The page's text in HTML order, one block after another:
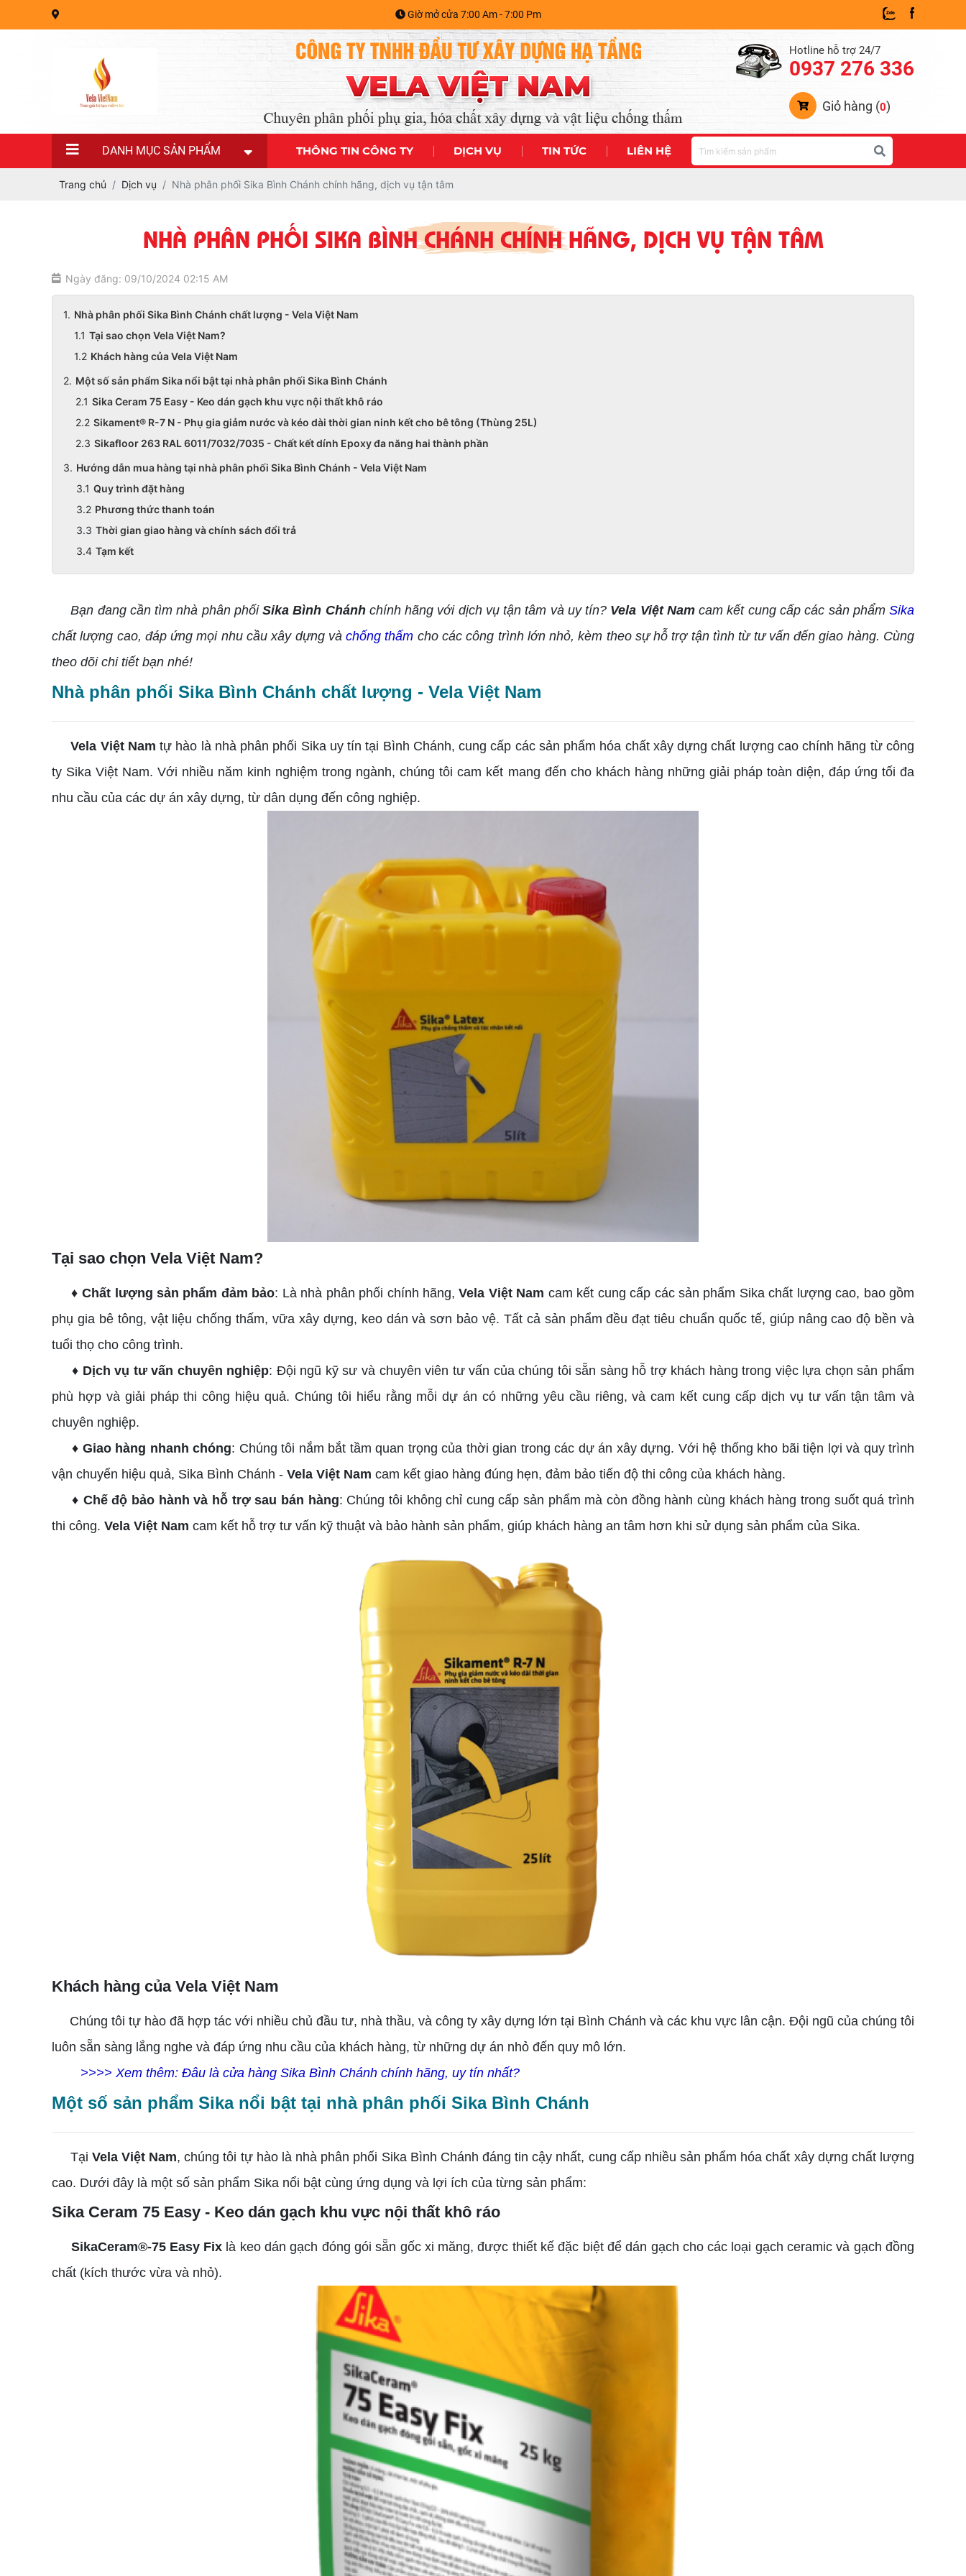
Giờ mở cửa 7:00 Am - 7:00 Pm
Hotline hỗ trợ 24/7
0937 276 336
Giỏ hàng (0)
DANH MỤC SẢN PHẨM THÔNG TIN CÔNG TY DỊCH VỤ TIN TỨC LIÊN HỆ
Trang chủ Dịch vụ Nhà phân phối Sika Bình Chánh chính hãng, dịch vụ tận tâm
NHÀ PHÂN PHỐI SIKA BÌNH CHÁNH CHÍNH HÃNG, DỊCH VỤ TẬN TÂM
Ngày đăng: 09/10/2024 02:15 AM
Nhà phân phối Sika Bình Chánh chất lượng - Vela Việt Nam
Tại sao chọn Vela Việt Nam?
Khách hàng của Vela Việt Nam
Một số sản phẩm Sika nổi bật tại nhà phân phối Sika Bình Chánh
Sika Ceram 75 Easy - Keo dán gạch khu vực nội thất khô ráo
Sikament® R-7 N - Phụ gia giảm nước và kéo dài thời gian ninh kết cho bê tông (Thùng 25L)
Sikafloor 263 RAL 6011/7032/7035 - Chất kết dính Epoxy đa năng hai thành phần
Hướng dẫn mua hàng tại nhà phân phối Sika Bình Chánh - Vela Việt Nam
Quy trình đặt hàng
Phương thức thanh toán
Thời gian giao hàng và chính sách đổi trả
Tạm kết
Bạn đang cần tìm nhà phân phốiSika Bình Chánhchính hãng với dịch vụ tận tâm và uy tín? Vela Việt Namcam kết cung cấp các sản phẩmSika
chất lượng cao, đáp ứng mọi nhu cầu xây dựng vàchống thấm cho các công trình lớn nhỏ, kèm theo sự hỗ trợ tận tình từ tư vấn đến giao hàng. Cùng
theo dõi chi tiết bạn nhé!
Nhà phân phối Sika Bình Chánh chất lượng - Vela Việt Nam
Vela Việt Nam tự hào là nhà phân phối Sika uy tín tại Bình Chánh, cung cấp các sản phẩm hóa chất xây dựng chất lượng cao chính hãng từ công
ty Sika Việt Nam. Với nhiều năm kinh nghiệm trong ngành, chúng tôi cam kết mang đến cho khách hàng những giải pháp toàn diện, đáp ứng tối đa
nhu cầu của các dự án xây dựng, từ dân dụng đến công nghiệp.
Tại sao chọn Vela Việt Nam?
♦ Chất lượng sản phẩm đảm bảo: Là nhà phân phối chính hãng,Vela Việt Nam cam kết cung cấp các sản phẩm Sika chất lượng cao, bao gồm
phụ gia bê tông, vật liệu chống thấm, vữa xây dựng, keo dán và sơn bảo vệ. Tất cả sản phẩm đều đạt tiêu chuẩn quốc tế, giúp nâng cao độ bền và
tuổi thọ cho công trình.
♦ Dịch vụ tư vấn chuyên nghiệp: Đội ngũ kỹ sư và chuyên viên tư vấn của chúng tôi sẵn sàng hỗ trợ khách hàng trong việc lựa chọn sản phẩm
phù hợp và giải pháp thi công hiệu quả. Chúng tôi hiểu rằng mỗi dự án có những yêu cầu riêng, và cam kết cung cấp dịch vụ tư vấn tận tâm và
chuyên nghiệp.
♦ Giao hàng nhanh chóng: Chúng tôi nắm bắt tầm quan trọng của thời gian trong các dự án xây dựng. Với hệ thống kho bãi tiện lợi và quy trình
vận chuyển hiệu quả, Sika Bình Chánh - Vela Việt Nam cam kết giao hàng đúng hẹn, đảm bảo tiến độ thi công của khách hàng.
♦ Chế độ bảo hành và hỗ trợ sau bán hàng: Chúng tôi không chỉ cung cấp sản phẩm mà còn đồng hành cùng khách hàng trong suốt quá trình
thi công. Vela Việt Nam cam kết hỗ trợ tư vấn kỹ thuật và bảo hành sản phẩm, giúp khách hàng an tâm hơn khi sử dụng sản phẩm của Sika.
Khách hàng của Vela Việt Nam
Chúng tôi tự hào đã hợp tác với nhiều chủ đầu tư, nhà thầu, và công ty xây dựng lớn tại Bình Chánh và các khu vực lân cận. Đội ngũ của chúng tôi
luôn sẵn sàng lắng nghe và đáp ứng nhu cầu của khách hàng, từ những dự án nhỏ đến quy mô lớn.
>>>> Xem thêm: Đâu là cửa hàng Sika Bình Chánh chính hãng, uy tín nhất?
Một số sản phẩm Sika nổi bật tại nhà phân phối Sika Bình Chánh
Tại Vela Việt Nam, chúng tôi tự hào là nhà phân phối Sika Bình Chánh đáng tin cậy nhất, cung cấp nhiều sản phẩm hóa chất xây dựng chất lượng
cao. Dưới đây là một số sản phẩm Sika nổi bật cùng ứng dụng và lợi ích của từng sản phẩm:
Sika Ceram 75 Easy - Keo dán gạch khu vực nội thất khô ráo
SikaCeram®-75 Easy Fix là keo dán gạch đóng gói sẵn gốc xi măng, được thiết kế đặc biệt để dán gạch cho các loại gạch ceramic và gạch đồng
chất (kích thước vừa và nhỏ).